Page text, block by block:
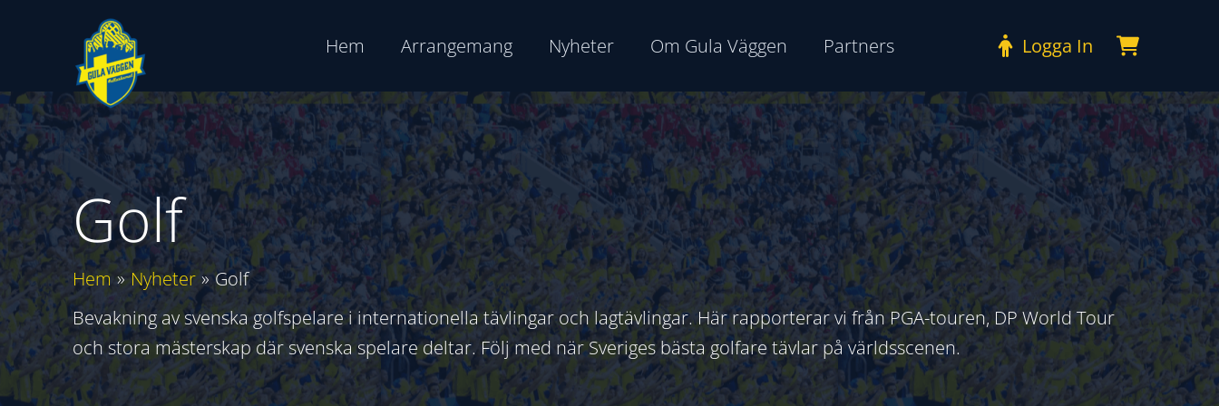
Hem Arrangemang Nyheter Om Gula Väggen Partners Logga In
Golf
Hem Nyheter
Golf
Bevakning av svenska golfspelare i internationella tävlingar och lagtävlingar. Här rapporterar vi från PGA-touren, DP World Tour
och stora mästerskap där svenska spelare deltar. Följ med när Sveriges bästa golfare tävlar på världsscenen.